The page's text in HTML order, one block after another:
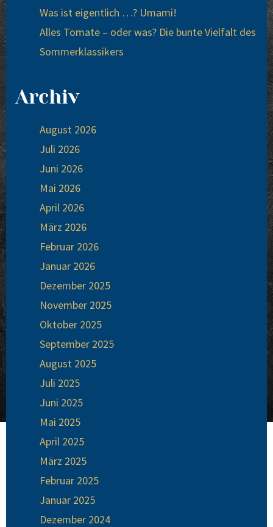
Was ist eigentlich …? Umami!
Alles Tomate – oder was? Die bunte Vielfalt des
Sommerklassikers
Archiv
August 2026
Juli 2026
Juni 2026
Mai 2026
April 2026
März 2026
Februar 2026
Januar 2026
Dezember 2025
November 2025
Oktober 2025
September 2025
August 2025
Juli 2025
Juni 2025
Mai 2025
April 2025
März 2025
Februar 2025
Januar 2025
Dezember 2024